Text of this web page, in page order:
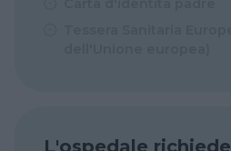
L'ospedale richiede